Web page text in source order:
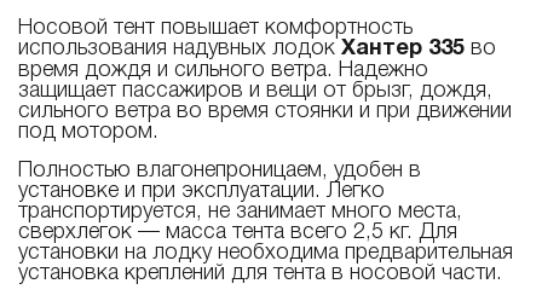
Носовой тент повышает комфортность
использования надувных лодок Хантер 335 во
время дождя и сильного ветра. Надежно
защищает пассажиров и вещи от брызг, дождя,
сильного ветра во время стоянки и при движении
под мотором.
Полностью влагонепроницаем, удобен в
установке и при эксплуатации. Легко
транспортируется, не занимает много места,
сверхлегок — масса тента всего 2,5 кг. Для
установки на лодку необходима предварительная
установка креплений для тента в носовой части.